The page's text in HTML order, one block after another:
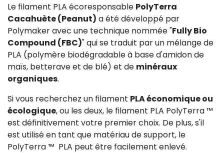
Le filament PLA écoresponsable PolyTerra
Cacahuète (Peanut) a été développé par
Polymaker avec une technique nommée "Fully Bio
Compound (FBC)" qui se traduit par un mélange de
PLA (polymère biodégradable à base d'amidon de
maïs, betterave et de blé) et de minéraux
organiques.
Si vous recherchez un filament PLA économique ou
écologique, ou les deux, le filament PLA PolyTerra ™ ️
est définitivement votre premier choix. De plus, s'il
est utilisé en tant que matériau de support, le
PolyTerra ™ ️ PLA peut être facilement enlevé.